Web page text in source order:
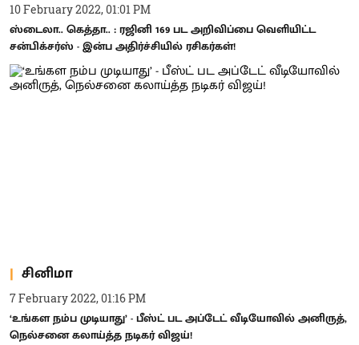
10 February 2022, 01:01 PM
ஸ்டைலா.. கெத்தா.. : ரஜினி 169 பட அறிவிப்பை வெளியிட்ட
சன்பிக்சர்ஸ் - இன்ப அதிர்ச்சியில் ரசிகர்கள்!
சினிமா
7 February 2022, 01:16 PM
‘உங்கள நம்ப முடியாது’ - பீஸ்ட் பட அப்டேட் வீடியோவில் அனிருத்,
நெல்சனை கலாய்த்த நடிகர் விஜய்!